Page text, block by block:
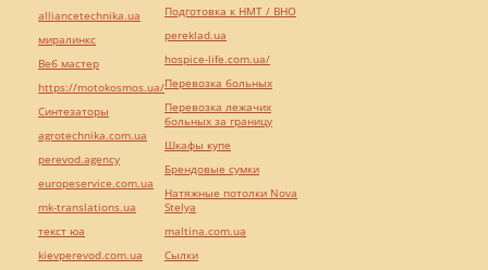
alliancetechnika.ua
миралинкс
Веб мастер
https://motokosmos.ua/
Синтезаторы
agrotechnika.com.ua
perevod.agency
europeservice.com.ua
mk-translations.ua
текст юа
kievperevod.com.ua
Подготовка к НМТ / ВНО
pereklad.ua
hospice-life.com.ua/
Перевозка больных
Перевозка лежачих
больных за границу
Шкафы купе
Брендовые сумки
Натяжные потолки Nova
Stelya
maltina.com.ua
Cылки